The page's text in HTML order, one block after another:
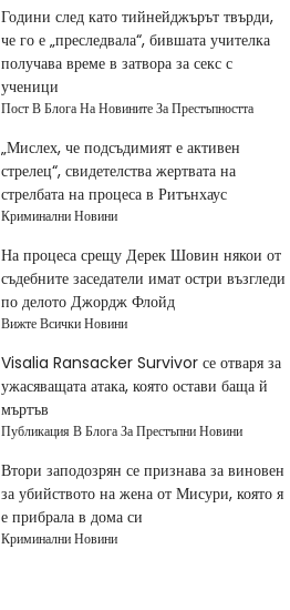
Години след като тийнейджърът твърди,
че го е „преследвала“, бившата учителка
получава време в затвора за секс с
ученици
Пост В Блога На Новините За Престъпността
„Мислех, че подсъдимият е активен
стрелец“, свидетелства жертвата на
стрелбата на процеса в Ритънхаус
Криминални Новини
На процеса срещу Дерек Шовин някои от
съдебните заседатели имат остри възгледи
по делото Джордж Флойд
Вижте Всички Новини
Visalia Ransacker Survivor се отваря за
ужасяващата атака, която остави баща й
мъртъв
Публикация В Блога За Престъпни Новини
Втори заподозрян се признава за виновен
за убийството на жена от Мисури, която я
е прибрала в дома си
Криминални Новини